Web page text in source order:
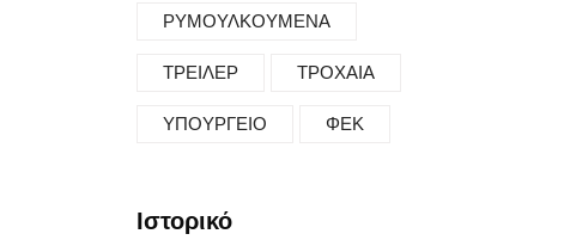
ΡΥΜΟΥΛΚΟΥΜΕΝΑ
ΤΡΕΙΛΕΡ ΤΡΟΧΑΙΑ
ΥΠΟΥΡΓΕΙΟ ΦΕΚ
Ιστορικό